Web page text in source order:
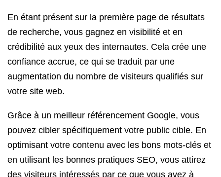
En étant présent sur la première page de résultats
de recherche, vous gagnez en visibilité et en
crédibilité aux yeux des internautes. Cela crée une
confiance accrue, ce qui se traduit par une
augmentation du nombre de visiteurs qualifiés sur
votre site web.
Grâce à un meilleur référencement Google, vous
pouvez cibler spécifiquement votre public cible. En
optimisant votre contenu avec les bons mots-clés et
en utilisant les bonnes pratiques SEO, vous attirez
des visiteurs intéressés par ce que vous avez à